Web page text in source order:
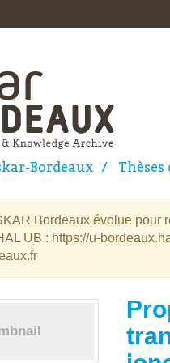
Bordeaux
Bordeaux évolue pour
UB : https://u-